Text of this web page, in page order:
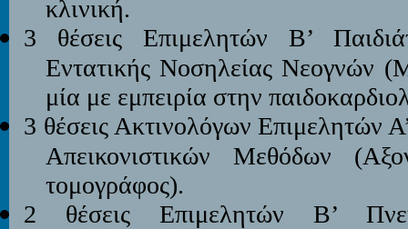
κλινική.
3 θέσεις Επιμελητών Β’
Εντατικής Νοσηλείας Νεογνών
μία με εμπειρία στην
3 θέσεις Ακτινολόγων Επιμελητών
Απεικονιστικών Μεθόδων
τομογράφος).
2 θέσεις Επιμελητών Β’